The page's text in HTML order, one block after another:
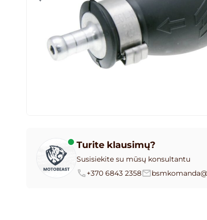
Turite klausimų?
Susisiekite su mūsų konsultantu
+370 6843 2358